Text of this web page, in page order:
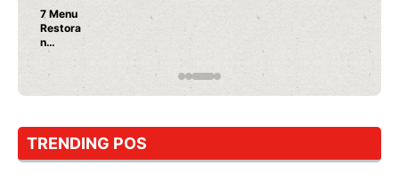
Nunung Srimulat & Vicky Prasetyo Buka Restoran
Rahasia Mami Bikin Nagih!
TRENDING POS